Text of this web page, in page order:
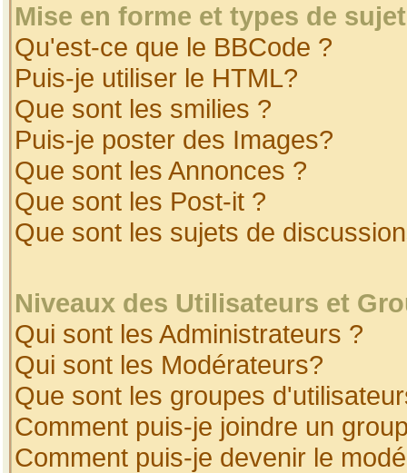
Mise en forme et types de
Qu'est-ce que le BBCode ?
Puis-je utiliser le HTML?
Que sont les smilies ?
Puis-je poster des Images?
Que sont les Annonces ?
Que sont les Post-it ?
Que sont les sujets de
Niveaux des Utilisateurs et
Qui sont les Administrateurs ?
Qui sont les Modérateurs?
Que sont les groupes
Comment puis-je joindre un
Comment puis-je devenir le